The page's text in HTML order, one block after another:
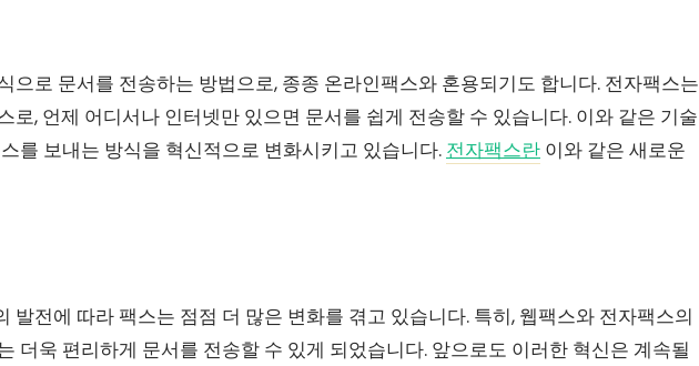
으로 문서를 전송하는 방법으로, 종종 온라인팩스와 혼용되기도 합니다. 전자팩스는
로, 언제 어디서나 인터넷만 있으면 문서를 쉽게 전송할 수 있습니다. 이와 같은 기술
를 보내는 방식을 혁신적으로 변화시키고 있습니다. 전자팩스란 이와 같은 새로운
발전에 따라 팩스는 점점 더 많은 변화를 겪고 있습니다. 특히, 웹팩스와 전자팩스의
더욱 편리하게 문서를 전송할 수 있게 되었습니다. 앞으로도 이러한 혁신은 계속될